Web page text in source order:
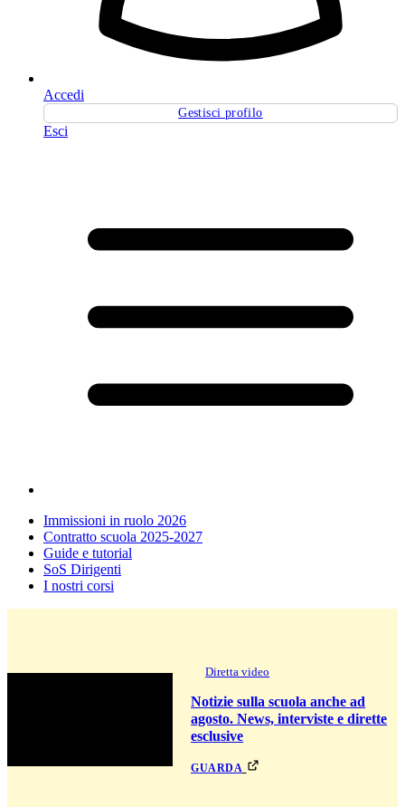
Accedi
Gestisci profilo
Esci
Immissioni in ruolo 2026
Contratto scuola 2025-2027
Guide e tutorial
SoS Dirigenti
I nostri corsi
Diretta video
Notizie sulla scuola anche ad
agosto. News, interviste e dirette
esclusive
guarda